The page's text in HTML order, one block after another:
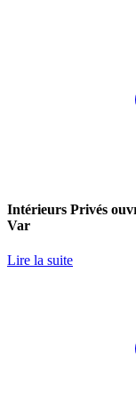
Intérieurs Privés
Var
Lire la suite